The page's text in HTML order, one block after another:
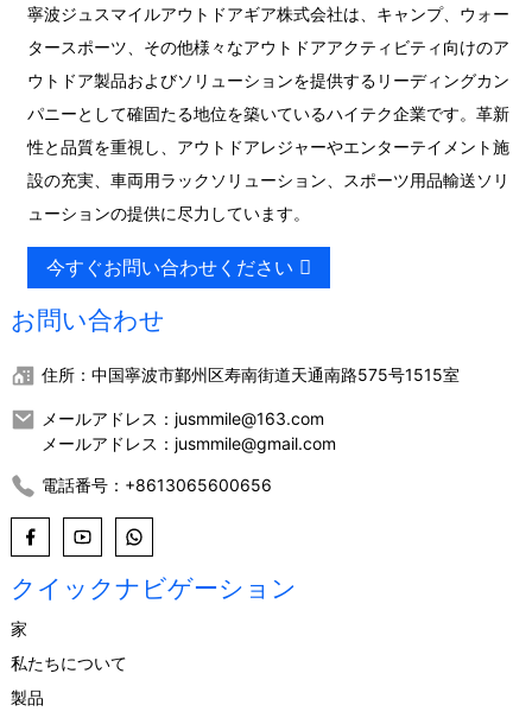
寧波ジュスマイルアウトドアギア株式会社は、キャンプ、ウォー
タースポーツ、その他様々なアウトドアアクティビティ向けのア
ウトドア製品およびソリューションを提供するリーディングカン
パニーとして確固たる地位を築いているハイテク企業です。革新
性と品質を重視し、アウトドアレジャーやエンターテイメント施
設の充実、車両用ラックソリューション、スポーツ用品輸送ソリ
ューションの提供に尽力しています。
今すぐお問い合わせください
お問い合わせ
住所：中国寧波市鄞州区寿南街道天通南路575号1515室
メールアドレス：jusmmile@163.com
メールアドレス：jusmmile@gmail.com
電話番号：+8613065600656
クイックナビゲーション
家
私たちについて
製品